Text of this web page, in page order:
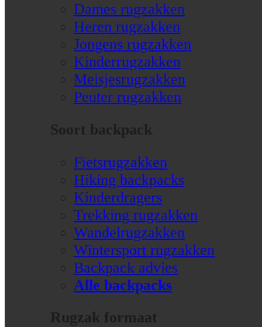
Dames rugzakken
Heren rugzakken
Jongens rugzakken
Kinderrugzakken
Meisjesrugzakken
Peuter rugzakken
Soort backpack
Fietsrugzakken
Hiking backpacks
Kinderdragers
Trekking rugzakken
Wandelrugzakken
Wintersport rugzakken
Backpack advies
Alle backpacks
Rugzak formaat